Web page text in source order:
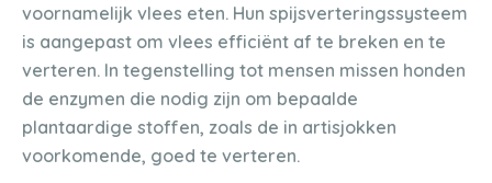
voornamelijk vlees eten. Hun spijsverteringssysteem
is aangepast om vlees efficiënt af te breken en te
verteren. In tegenstelling tot mensen missen honden
de enzymen die nodig zijn om bepaalde
plantaardige stoffen, zoals de in artisjokken
voorkomende, goed te verteren.